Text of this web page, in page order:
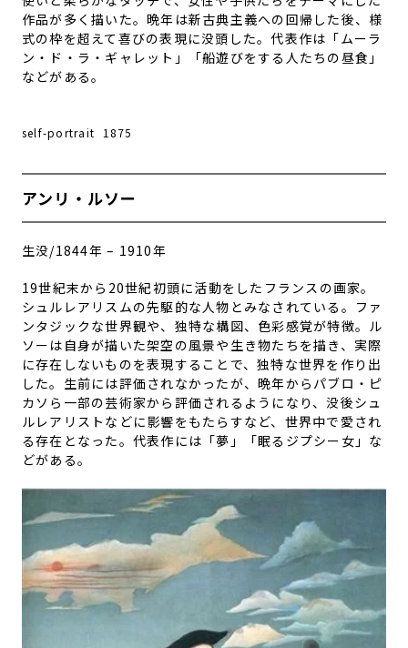
作品が多く描いた。晩年は新古典主義への回帰した後、様
式の枠を超えて喜びの表現に没頭した。代表作は「ムーラ
ン・ド・ラ・ギャレット」「船遊びをする人たちの昼食」
などがある。
self-portrait 1875
アンリ・ルソー
生没/1844年 – 1910年
19世紀末から20世紀初頭に活動をしたフランスの画家。
シュルレアリスムの先駆的な人物とみなされている。ファ
ンタジックな世界観や、独特な構図、色彩感覚が特徴。ル
ソーは自身が描いた架空の風景や生き物たちを描き、実際
に存在しないものを表現することで、独特な世界を作り出
した。生前には評価されなかったが、晩年からパブロ・ピ
カソら一部の芸術家から評価されるようになり、没後シュ
ルレアリストなどに影響をもたらすなど、世界中で愛され
る存在となった。代表作には「夢」「眠るジプシー女」な
どがある。